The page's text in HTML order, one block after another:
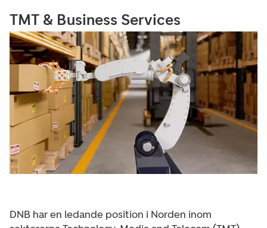
TMT & Business Services
DNB har en ledande position i Norden inom